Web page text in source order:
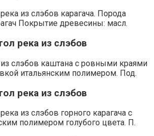
из слэбов карагача. Порода
Покрытие древесины: масл.
река из слэбов
слэбов каштана с ровными краями
итальянским полимером. Под.
река из слэбов
из слэбов горного карагача с
полимером голубого цвета. П.